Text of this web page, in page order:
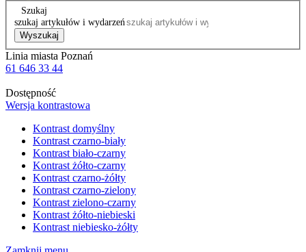
Szukaj
szukaj artykułów i wydarzeń
Wyszukaj
Linia miasta Poznań
61 646 33 44
Dostępność
Wersja kontrastowa
Kontrast domyślny
Kontrast czarno-biały
Kontrast biało-czarny
Kontrast żółto-czarny
Kontrast czarno-żółty
Kontrast czarno-zielony
Kontrast zielono-czarny
Kontrast żółto-niebieski
Kontrast niebiesko-żółty